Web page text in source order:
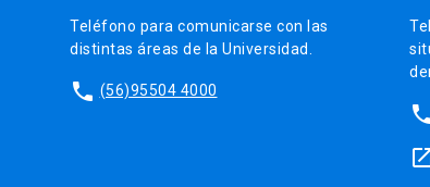
Teléfono para comunicarse con las
distintas áreas de la Universidad.
phone (56)95504 4000